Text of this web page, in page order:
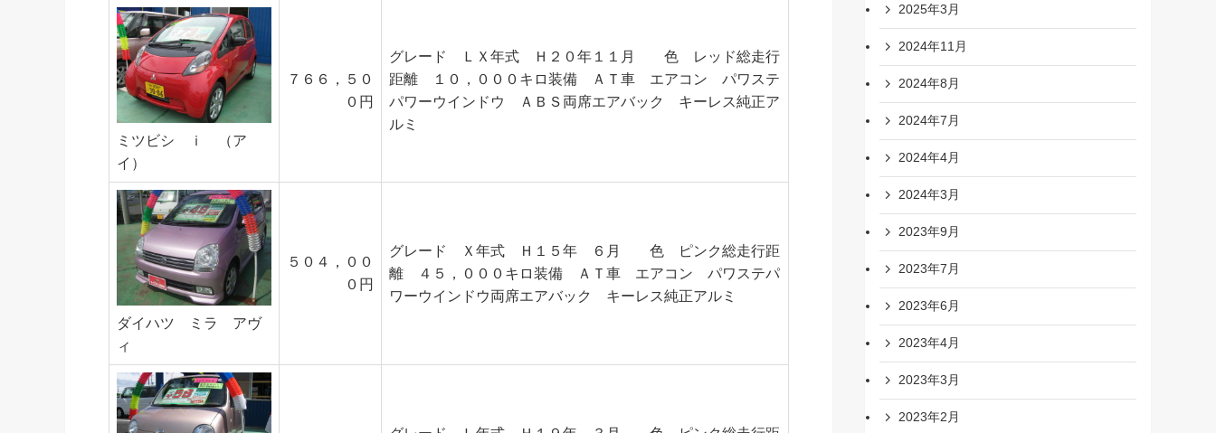
ミツビシ ｉ （ア
イ）
７６６，５０
０円
グレード ＬＸ年式 Ｈ２０年１１月 色 レッド総走行
距離 １０，０００キロ装備 ＡＴ車 エアコン パワステ
パワーウインドウ ＡＢＳ両席エアバック キーレス純正ア
ルミ
ダイハツ ミラ アヴ
ィ
５０４，００
０円
グレード Ｘ年式 Ｈ１５年 ６月 色 ピンク総走行距
離 ４５，０００キロ装備 ＡＴ車 エアコン パワステパ
ワーウインドウ両席エアバック キーレス純正アルミ
2025年3月
2024年11月
2024年8月
2024年7月
2024年4月
2024年3月
2023年9月
2023年7月
2023年6月
2023年4月
2023年3月
2023年2月